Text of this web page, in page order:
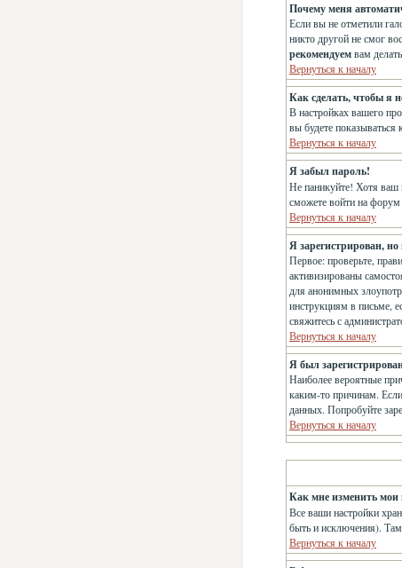
Почему меня
Если вы не отметили
никто другой не смог
рекомендуемвам
Вернуться к началу
Как сделать, чтобы я
В настройках вашего
вы будете показываться
Вернуться к началу
Я забыл пароль!
Не паникуйте! Хотя ваш
сможете войти на форум
Вернуться к началу
Я зарегистрирован, но
Первое: проверьте,
активизированы
для анонимных
инструкциям в письме,
свяжитесь с
Вернуться к началу
Я был
Наиболее вероятные
каким-то причинам.
данных. Попробуйте
Вернуться к началу
Как мне изменить мои
Все ваши настройки
быть и исключения).
Вернуться к началу